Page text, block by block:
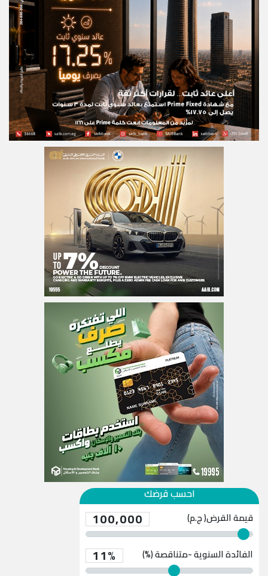
احسب قرضك
قيمة القرض( ج.م) 100,000
الفائدة السنوية -متناقصة (%) 11%